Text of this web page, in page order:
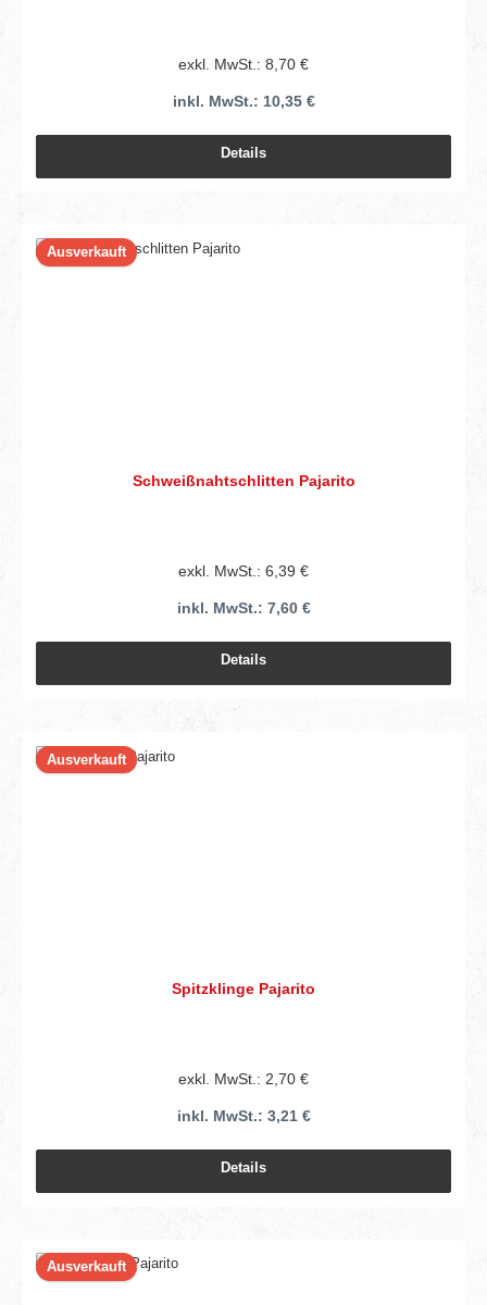
exkl. MwSt.: 8,70 €
inkl. MwSt.: 10,35 €
Details
Ausverkauft
Schweißnahtschlitten Pajarito
exkl. MwSt.: 6,39 €
inkl. MwSt.: 7,60 €
Details
Ausverkauft
Spitzklinge Pajarito
exkl. MwSt.: 2,70 €
inkl. MwSt.: 3,21 €
Details
Ausverkauft